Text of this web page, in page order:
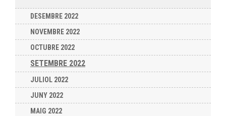
DESEMBRE 2022
NOVEMBRE 2022
OCTUBRE 2022
SETEMBRE 2022
JULIOL 2022
JUNY 2022
MAIG 2022